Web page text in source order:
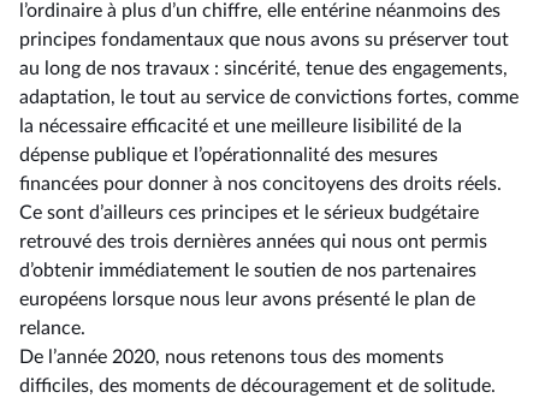
l’ordinaire à plus d’un chiffre, elle entérine néanmoins des
principes fondamentaux que nous avons su préserver tout
au long de nos travaux : sincérité, tenue des engagements,
adaptation, le tout au service de convictions fortes, comme
la nécessaire efficacité et une meilleure lisibilité de la
dépense publique et l’opérationnalité des mesures
financées pour donner à nos concitoyens des droits réels.
Ce sont d’ailleurs ces principes et le sérieux budgétaire
retrouvé des trois dernières années qui nous ont permis
d’obtenir immédiatement le soutien de nos partenaires
européens lorsque nous leur avons présenté le plan de
relance.
De l’année 2020, nous retenons tous des moments
difficiles, des moments de découragement et de solitude.